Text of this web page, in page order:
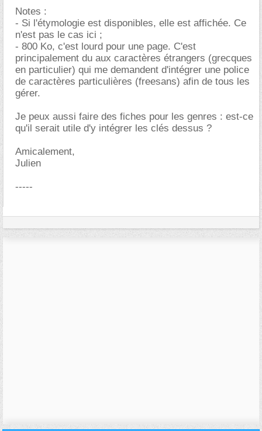
Notes :
- Si l'étymologie est disponibles, elle est affichée. Ce
n'est pas le cas ici ;
- 800 Ko, c'est lourd pour une page. C'est
principalement du aux caractères étrangers (grecques
en particulier) qui me demandent d'intégrer une police
de caractères particulières (freesans) afin de tous les
gérer.
Je peux aussi faire des fiches pour les genres : est-ce
qu'il serait utile d'y intégrer les clés dessus ?
Amicalement,
Julien
-----